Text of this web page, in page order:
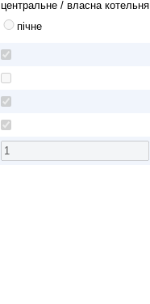
центральне / власна котельня
пічне